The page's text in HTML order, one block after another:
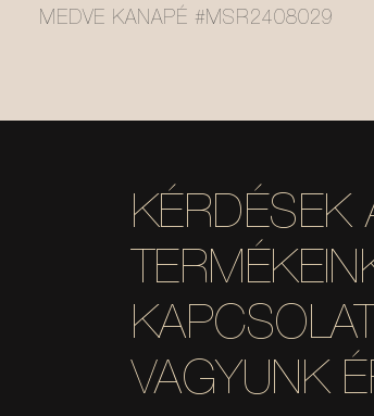
MEDVE KANAPÉ #MSR2408029
KÉRDÉSEK
VAGYUNK